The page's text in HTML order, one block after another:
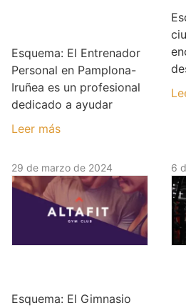
Esquema: El Entrenador
Personal en Pamplona-
Iruñea es un profesional
dedicado a ayudar
Leer más
29 de marzo de 2024
Esquema: El Gimnasio
6